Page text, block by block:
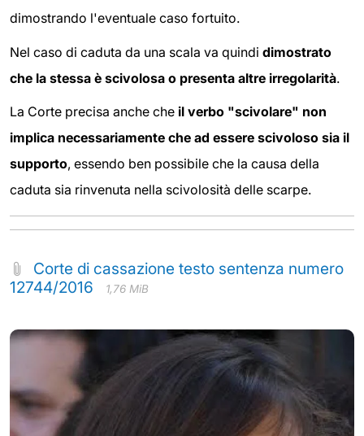
dimostrando l'eventuale caso fortuito.
Nel caso di caduta da una scala va quindi dimostrato
che la stessa è scivolosa o presenta altre irregolarità.
La Corte precisa anche che il verbo "scivolare" non
implica necessariamente che ad essere scivoloso sia il
supporto, essendo ben possibile che la causa della
caduta sia rinvenuta nella scivolosità delle scarpe.
Corte di cassazione testo sentenza numero
12744/2016
1,76 MiB